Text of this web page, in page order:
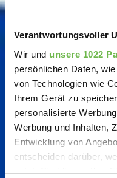
Verantwortungsvoller
Wir und unsere 1022
persönlichen Daten,
von Technologien wie
Ihrem Gerät zu
personalisierte
Werbung und Inhalten,
Entwicklung von
entscheiden darüber,
nutzt. Sie können Ihre